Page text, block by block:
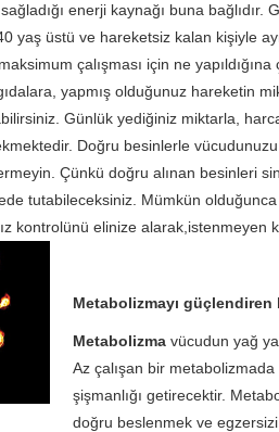
enerji kaynağı buna
yaş üstü ve hareketsiz kalan kişiyle
çalışması için ne
yapmış olduğunuz hareketin
Günlük yediğiniz miktarla,
Doğru besinlerle
Çünkü doğru alınan besinleri
tutabileceksiniz. Mümkün
kontrolünü elinize alarak,istenmeyen
Metabolizmayı güçlendiren
Metabolizma vücudun yağ
Az çalışan bir
şişmanlığı getirecektir.
doğru beslenmek ve